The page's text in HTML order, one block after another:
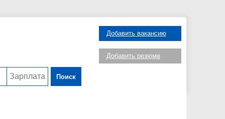
Поиск
Добавить вакансию
Добавить резюме